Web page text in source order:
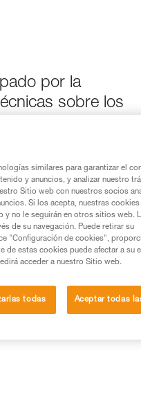
por la
sobre los
ello, la empresa
las lámparas y
obligatoria.
de riesgo.
el método más
una longitud de onda
de onda comprendida
similares para garantizar el
y anuncios, y analizar nuestro
Sitio web con nuestros socios
Si los acepta, nuestras cookies
y no le seguirán en otros sitios web.
de su navegación. Puede retirar su
"Configuración de cookies",
de estas cookies puede afectar a su
acceder a nuestro Sitio web.
todas Aceptar todas